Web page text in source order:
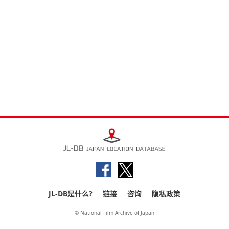
JL-DB是什么? 链接 咨询 隐私政策
© National Film Archive of Japan